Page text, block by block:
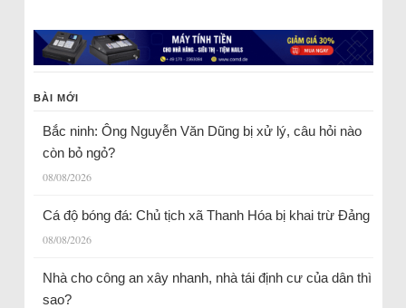
BÀI MỚI
Bắc ninh: Ông Nguyễn Văn Dũng bị xử lý, câu hỏi nào
còn bỏ ngỏ?
08/08/2026
Cá độ bóng đá: Chủ tịch xã Thanh Hóa bị khai trừ Đảng
08/08/2026
Nhà cho công an xây nhanh, nhà tái định cư của dân thì
sao?